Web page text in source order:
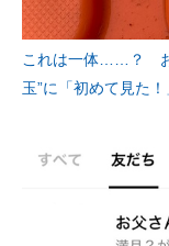
これは一体……？ お
玉”に「初めて見た！